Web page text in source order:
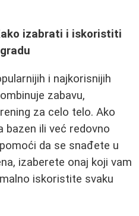
izabrati i iskoristiti
i najkorisnijih
zabavu,
za celo telo. Ako
bazen ili već redovno
da se snađete u
izaberete onaj koji vam
iskoristite svaku